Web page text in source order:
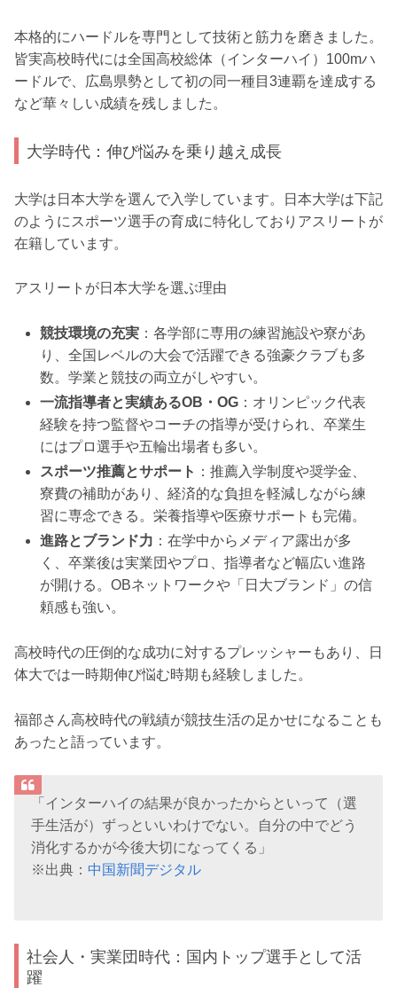
本格的にハードルを専門として技術と筋力を磨きました。
皆実高校時代には全国高校総体（インターハイ）100mハ
ードルで、広島県勢として初の同一種目3連覇を達成する
など華々しい成績を残しました。
大学時代：伸び悩みを乗り越え成長
大学は日本大学を選んで入学しています。日本大学は下記
のようにスポーツ選手の育成に特化しておりアスリートが
在籍しています。
アスリートが日本大学を選ぶ理由
競技環境の充実 ：各学部に専用の練習施設や寮があ
り、全国レベルの大会で活躍できる強豪クラブも多
数。学業と競技の両立がしやすい。
一流指導者と実績あるOB・OG ：オリンピック代表
経験を持つ監督やコーチの指導が受けられ、卒業生
にはプロ選手や五輪出場者も多い。
スポーツ推薦とサポート ：推薦入学制度や奨学金、
寮費の補助があり、経済的な負担を軽減しながら練
習に専念できる。栄養指導や医療サポートも完備。
進路とブランド力 ：在学中からメディア露出が多
く、卒業後は実業団やプロ、指導者など幅広い進路
が開ける。OBネットワークや「日大ブランド」の信
頼感も強い。
高校時代の圧倒的な成功に対するプレッシャーもあり、日
体大では一時期伸び悩む時期も経験しました。
福部さん高校時代の戦績が競技生活の足かせになることも
あったと語っています。
「インターハイの結果が良かったからといって（選
手生活が）ずっといいわけでない。自分の中でどう
消化するかが今後大切になってくる」
※出典： 中国新聞デジタル
社会人・実業団時代：国内トップ選手として活
躍